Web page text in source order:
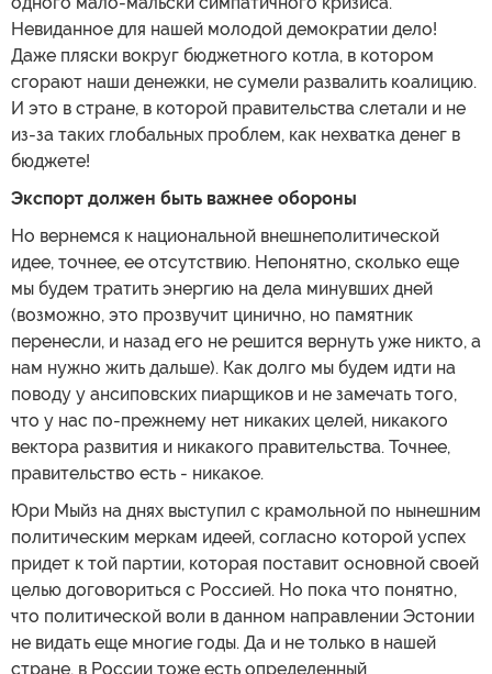
Невиданное для нашей молодой демократии дело!
Даже пляски вокруг бюджетного котла, в котором
сгорают наши денежки, не сумели развалить коалицию.
И это в стране, в которой правительства слетали и не
из-за таких глобальных проблем, как нехватка денег в
бюджете!
Экспорт должен быть важнее обороны
Но вернемся к национальной внешнеполитической
идее, точнее, ее отсутствию. Непонятно, сколько еще
мы будем тратить энергию на дела минувших дней
(возможно, это прозвучит цинично, но памятник
перенесли, и назад его не решится вернуть уже никто, а
нам нужно жить дальше). Как долго мы будем идти на
поводу у ансиповских пиарщиков и не замечать того,
что у нас по-прежнему нет никаких целей, никакого
вектора развития и никакого правительства. Точнее,
правительство есть - никакое.
Юри Мыйз на днях выступил с крамольной по нынешним
политическим меркам идеей, согласно которой успех
придет к той партии, которая поставит основной своей
целью договориться с Россией. Но пока что понятно,
что политической воли в данном направлении Эстонии
не видать еще многие годы. Да и не только в нашей
стране, в России тоже есть определенный